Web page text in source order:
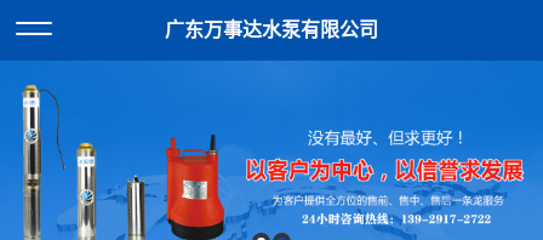
广东万事达水泵有限公司